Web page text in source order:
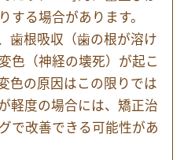
する場合があります。
歯根吸収（歯の根が溶け
色（神経の壊死）が起こ
色の原因はこの限りでは
軽度の場合には、矯正治
で改善できる可能性があ